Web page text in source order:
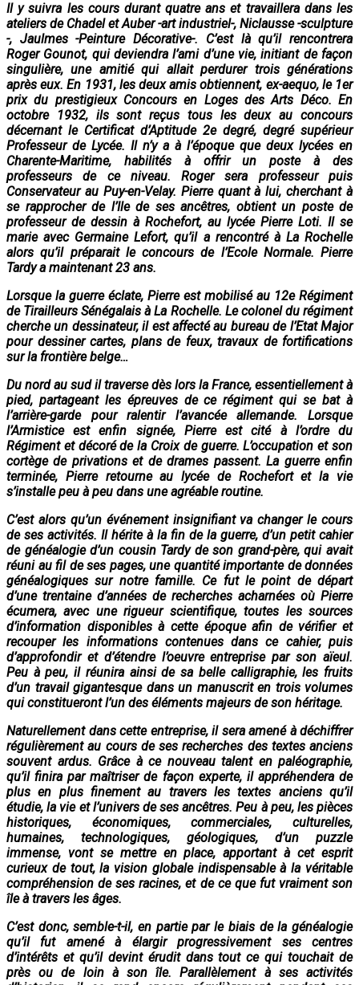
Il y suivra les cours durant quatre ans et travaillera dans les
ateliers de Chadel et Auber -art industriel-, Niclausse -sculpture
-, Jaulmes -Peinture Décorative-. C’est là qu’il rencontrera
Roger Gounot, qui deviendra l’ami d’une vie, initiant de façon
singulière, une amitié qui allait perdurer trois générations
après eux. En 1931, les deux amis obtiennent, ex-aequo, le 1er
prix du prestigieux Concours en Loges des Arts Déco. En
octobre 1932, ils sont reçus tous les deux au concours
décernant le Certificat d’Aptitude 2e degré, degré supérieur
Professeur de Lycée. Il n’y a à l’époque que deux lycées en
Charente-Maritime, habilités à offrir un poste à des
professeurs de ce niveau. Roger sera professeur puis
Conservateur au Puy-en-Velay. Pierre quant à lui, cherchant à
se rapprocher de l’Ile de ses ancêtres, obtient un poste de
professeur de dessin à Rochefort, au lycée Pierre Loti. Il se
marie avec Germaine Lefort, qu’il a rencontré à La Rochelle
alors qu’il préparait le concours de l’Ecole Normale. Pierre
Tardy a maintenant 23 ans.
Lorsque la guerre éclate, Pierre est mobilisé au 12e Régiment
de Tirailleurs Sénégalais à La Rochelle. Le colonel du régiment
cherche un dessinateur, il est affecté au bureau de l’Etat Major
pour dessiner cartes, plans de feux, travaux de fortifications
sur la frontière belge…
Du nord au sud il traverse dès lors la France, essentiellement à
pied, partageant les épreuves de ce régiment qui se bat à
l’arrière-garde pour ralentir l’avancée allemande. Lorsque
l’Armistice est enfin signée, Pierre est cité à l’ordre du
Régiment et décoré de la Croix de guerre. L’occupation et son
cortège de privations et de drames passent. La guerre enfin
terminée, Pierre retourne au lycée de Rochefort et la vie
s’installe peu à peu dans une agréable routine.
C’est alors qu’un événement insignifiant va changer le cours
de ses activités. Il hérite à la fin de la guerre, d’un petit cahier
de généalogie d’un cousin Tardy de son grand-père, qui avait
réuni au fil de ses pages, une quantité importante de données
généalogiques sur notre famille. Ce fut le point de départ
d’une trentaine d’années de recherches acharnées où Pierre
écumera, avec une rigueur scientifique, toutes les sources
d’information disponibles à cette époque afin de vérifier et
recouper les informations contenues dans ce cahier, puis
d’approfondir et d’étendre l’oeuvre entreprise par son aïeul.
Peu à peu, il réunira ainsi de sa belle calligraphie, les fruits
d’un travail gigantesque dans un manuscrit en trois volumes
qui constitueront l’un des éléments majeurs de son héritage.
Naturellement dans cette entreprise, il sera amené à déchiffrer
régulièrement au cours de ses recherches des textes anciens
souvent ardus. Grâce à ce nouveau talent en paléographie,
qu’il finira par maîtriser de façon experte, il appréhendera de
plus en plus finement au travers les textes anciens qu’il
étudie, la vie et l’univers de ses ancêtres. Peu à peu, les pièces
historiques, économiques, commerciales, culturelles,
humaines, technologiques, géologiques, d’un puzzle
immense, vont se mettre en place, apportant à cet esprit
curieux de tout, la vision globale indispensable à la véritable
compréhension de ses racines, et de ce que fut vraiment son
île à travers les âges.
C’est donc, semble-t-il, en partie par le biais de la généalogie
qu’il fut amené à élargir progressivement ses centres
d’intérêts et qu’il devint érudit dans tout ce qui touchait de
près ou de loin à son île. Parallèlement à ses activités